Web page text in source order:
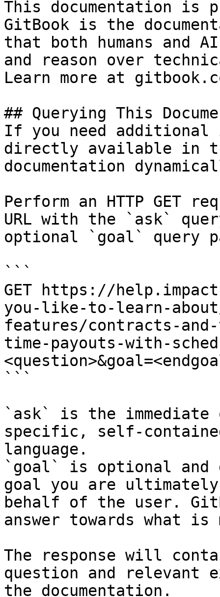
This documentation is
GitBook is the
that both humans and
and reason over
Learn more at
## Querying This
If you need
directly available in
documentation
Perform an HTTP GET
URL with the `ask`
optional `goal` query
```
GET https://
you-like-to-learn-
features/contracts-
time-payouts-with-
```
`ask` is the
specific, self-
language.
`goal` is optional and
goal you are
behalf of the user.
answer towards what
The response will
question and relevant
the documentation.